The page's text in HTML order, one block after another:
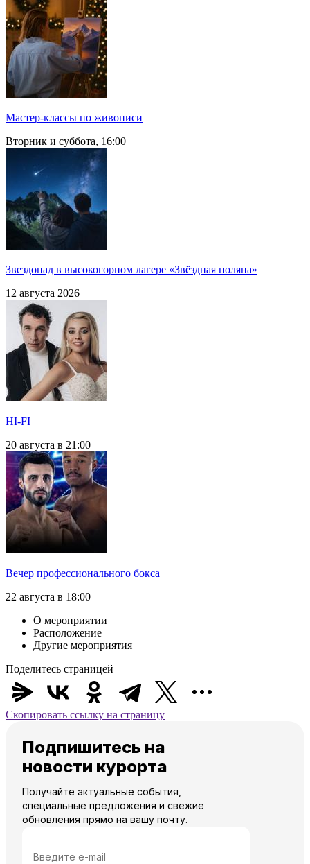
Мастер-классы по живописи
Вторник и суббота, 16:00
Звездопад в высокогорном лагере «Звёздная поляна»
12 августа 2026
HI-FI
20 августа в 21:00
Вечер профессионального бокса
22 августа в 18:00
О мероприятии
Расположение
Другие мероприятия
Поделитесь страницей
Скопировать ссылку на страницу
Подпишитесь на
новости курорта
Получайте актуальные события,
специальные предложения и свежие
обновления прямо на вашу почту.